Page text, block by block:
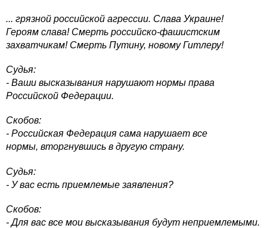
... грязной российской агрессии. Слава Украине!
Героям слава! Смерть российско-фашистским
захватчикам! Смерть Путину, новому Гитлеру!
Судья:
- Ваши высказывания нарушают нормы права
Российской Федерации.
Скобов:
- Российская Федерация сама нарушает все
нормы, вторгнувшись в другую страну.
Судья:
- У вас есть приемлемые заявления?
Скобов:
- Для вас все мои высказывания будут неприемлемыми.